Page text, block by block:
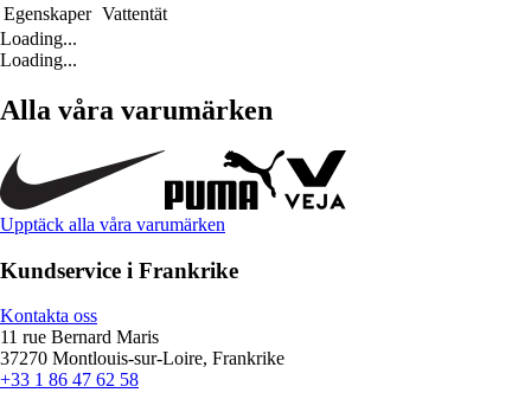
Egenskaper Vattentät
Loading...
Loading...
Alla våra varumärken
Upptäck alla våra varumärken
Kundservice i Frankrike
Kontakta oss
11 rue Bernard Maris
37270 Montlouis-sur-Loire, Frankrike
+33 1 86 47 62 58